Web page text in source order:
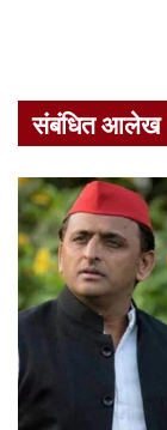
संबंधित आलेख